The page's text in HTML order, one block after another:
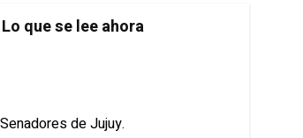
Lo que se lee ahora